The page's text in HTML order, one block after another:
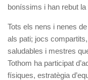
boníssims i han rebut
Tots els nens i nenes
als pati; jocs
saludables i mestres
Tothom ha participat
físiques, estratègia